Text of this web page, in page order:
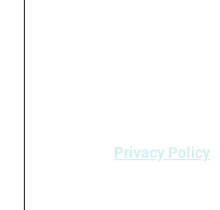
Privacy Policy